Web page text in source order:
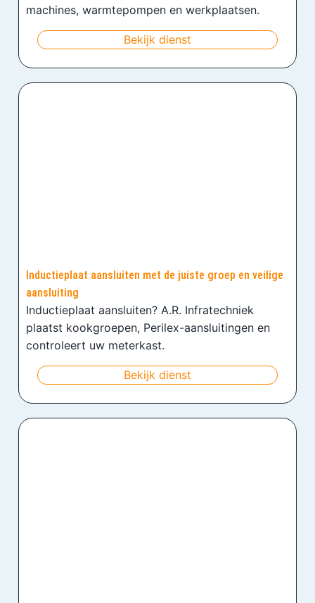
machines, warmtepompen en werkplaatsen.
Bekijk dienst
Inductieplaat aansluiten met de juiste groep en veilige
aansluiting
Inductieplaat aansluiten? A.R. Infratechniek
plaatst kookgroepen, Perilex-aansluitingen en
controleert uw meterkast.
Bekijk dienst